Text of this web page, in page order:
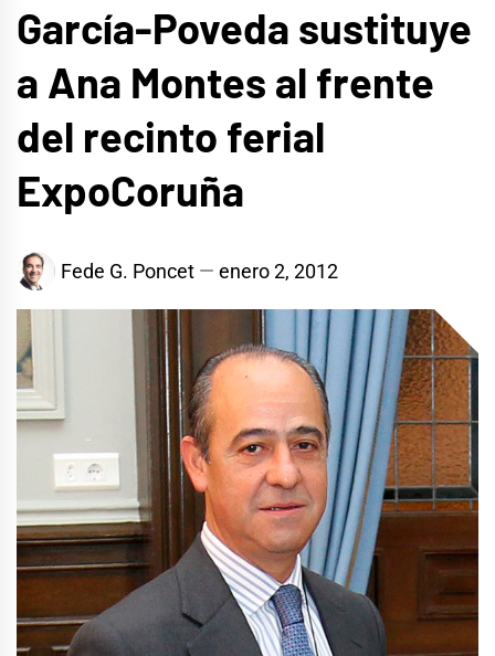
García-Poveda sustituye
a Ana Montes al frente
del recinto ferial
ExpoCoruña
Fede G. Poncet enero 2, 2012